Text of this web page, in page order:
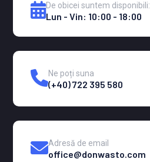
De obicei suntem disponibili:
Lun - Vin: 10:00 - 18:00
Ne poți suna
(+40) 722 395 580
Adresă de email
office@donwasto.com